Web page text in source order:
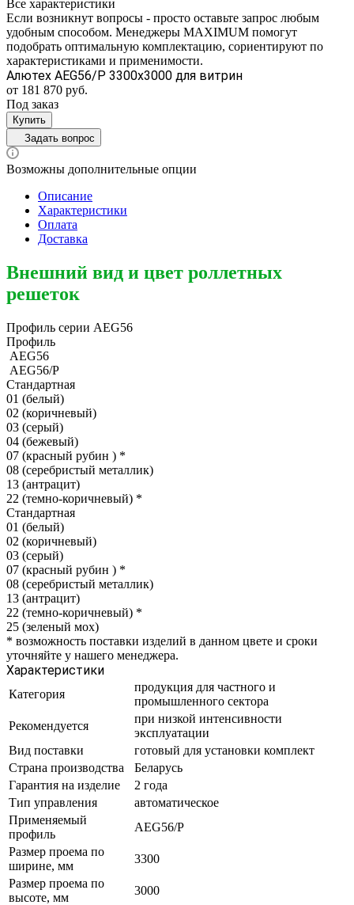
Все характеристики
Если возникнут вопросы - просто оставьте запрос любым
удобным способом. Менеджеры MAXIMUM помогут
подобрать оптимальную комплектацию, сориентируют по
характеристиками и применимости.
Алютех AEG56/P 3300x3000 для витрин
от 181 870 руб.
Под заказ
Купить
Задать вопрос
Возможны дополнительные опции
Описание
Характеристики
Оплата
Доставка
Внешний вид и цвет роллетных
решеток
Профиль серии AEG56
Профиль
AEG56
AEG56/P
Стандартная
01 (белый)
02 (коричневый)
03 (серый)
04 (бежевый)
07 (красный рубин ) *
08 (серебристый металлик)
13 (антрацит)
22 (темно-коричневый) *
Стандартная
01 (белый)
02 (коричневый)
03 (серый)
07 (красный рубин ) *
08 (серебристый металлик)
13 (антрацит)
22 (темно-коричневый) *
25 (зеленый мох)
* возможность поставки изделий в данном цвете и сроки
уточняйте у нашего менеджера.
Характеристики
Категория
продукция для частного и
промышленного сектора
Рекомендуется
при низкой интенсивности
эксплуатации
Вид поставки
готовый для установки комплект
Страна производства
Беларусь
Гарантия на изделие
2 года
Тип управления
автоматическое
Применяемый
профиль
AEG56/P
Размер проема по
ширине, мм
3300
Размер проема по
высоте, мм
3000